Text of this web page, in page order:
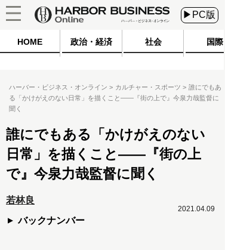
▶PC版
HOME 政治・経済 社会 国際
ハーバー・ビジネス・オンライン カルチャー・スポーツ
誰にでもあ
る「かけがえのない日常」を描くこと――『街の上で』今泉力哉監督に
聞く
誰にでもある「かけがえのない
日常」を描くこと――『街の上
で』今泉力哉監督に聞く
若林良
バックナンバー
2021.04.09